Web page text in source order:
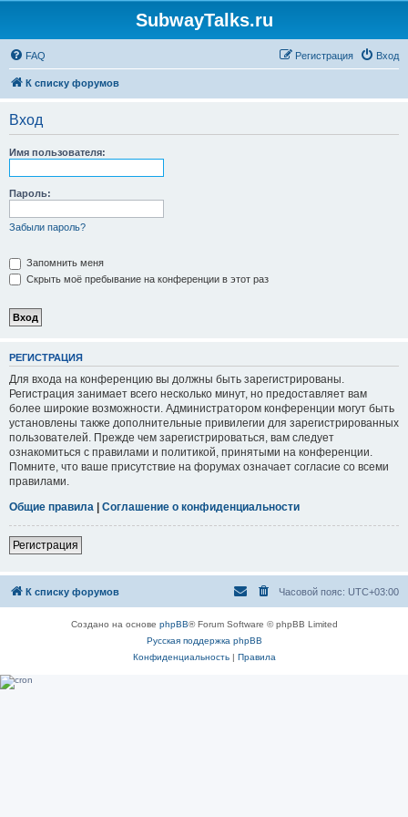
SubwayTalks.ru
FAQ Вход
Регистрация
К списку форумов
Вход
Имя пользователя:
Пароль:
Забыли пароль?
Запомнить меня
Скрыть моё пребывание на конференции в этот раз
РЕГИСТРАЦИЯ
Для входа на конференцию вы должны быть зарегистрированы.
Регистрация занимает всего несколько минут, но предоставляет вам
более широкие возможности. Администратором конференции могут быть
установлены также дополнительные привилегии для зарегистрированных
пользователей. Прежде чем зарегистрироваться, вам следует
ознакомиться с правилами и политикой, принятыми на конференции.
Помните, что ваше присутствие на форумах означает согласие со всеми
правилами.
Общие правила | Соглашение о конфиденциальности
Регистрация
К списку форумов Часовой пояс: UTC+03:00
Создано на основе phpBB® Forum Software © phpBB Limited
Русская поддержка phpBB
Конфиденциальность| Правила